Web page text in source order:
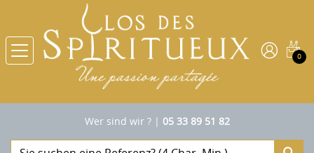
0
Wer sind wir ?| 05 33 89 51 82